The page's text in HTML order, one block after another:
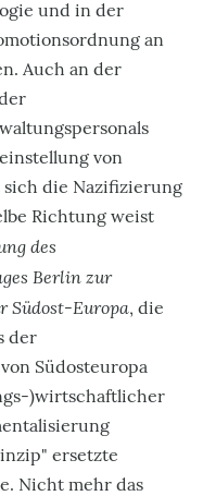
und in der
an
Auch an der
von
sich die Nazifizierung
Richtung weist
des
Berlin zur
Südost-Europa, die
der
Südosteuropa
)wirtschaftlicher
ersetzte
Nicht mehr das